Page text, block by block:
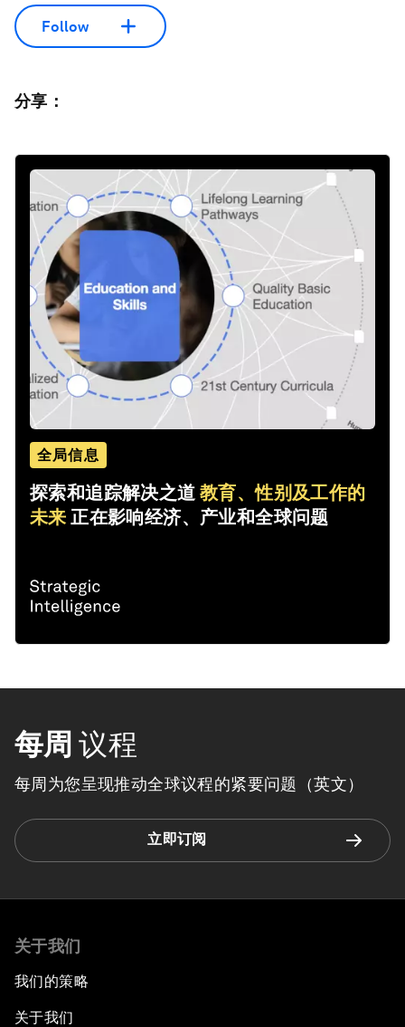
Follow
分享：
全局信息
探索和追踪解决之道 教育、性别及工作的
未来 正在影响经济、产业和全球问题
每周 议程
每周为您呈现推动全球议程的紧要问题（英文）
立即订阅
关于我们
我们的策略
关于我们